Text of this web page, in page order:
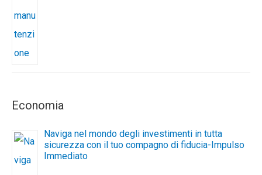
Economia
Naviga nel mondo degli investimenti in tutta
sicurezza con il tuo compagno di fiducia-Impulso
Immediato